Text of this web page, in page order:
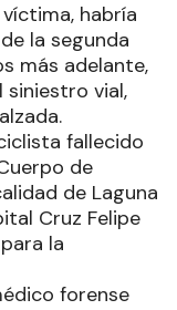
habría
la segunda
más adelante,
siniestro vial,
fallecido
de
de Laguna
Cruz Felipe
la
forense